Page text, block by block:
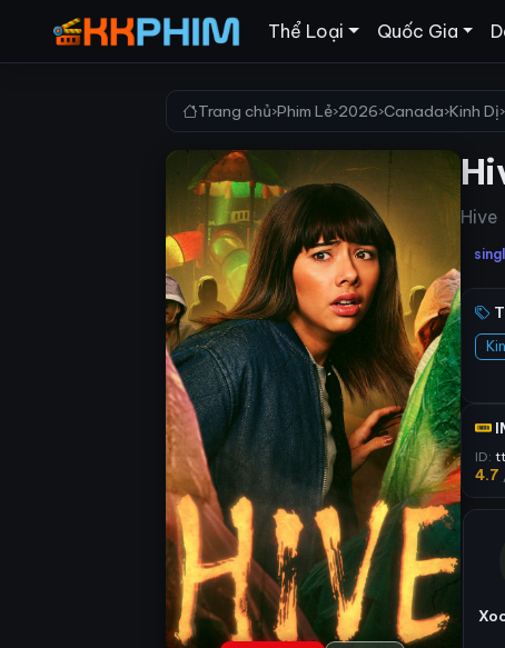
Thể Loại Quốc Gia
Trang chủ›Phim Lẻ›2026›Canada›Kinh Dị›
Hive
ID:
4.7